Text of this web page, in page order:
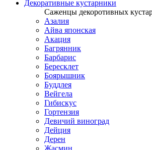
Декоративные кустарники
Саженцы декоротивных
Азалия
Айва японская
Акация
Багрянник
Барбарис
Бересклет
Боярышник
Буддлея
Вейгела
Гибискус
Гортензия
Девичий виноград
Дейция
Дерен
Жасмин